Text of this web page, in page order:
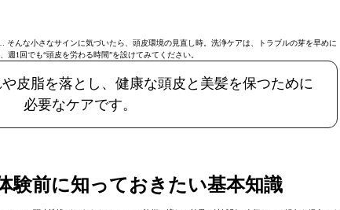
… そんな小さなサインに気づいたら、頭皮環境の見直し時。洗浄ケアは、トラブルの芽を早めに
週1回でも“頭皮を労わる時間”を設けてみてください。
皮脂を落とし、健康な頭皮と美髪を保つために
必要なケアです。
験前に知っておきたい基本知識